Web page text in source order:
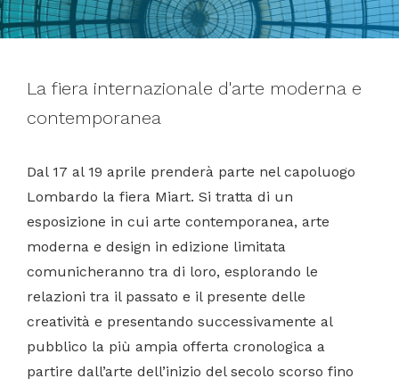
La fiera internazionale d'arte moderna e
contemporanea
Dal 17 al 19 aprile prenderà parte nel capoluogo
Lombardo la fiera Miart. Si tratta di un
esposizione in cui arte contemporanea, arte
moderna e design in edizione limitata
comunicheranno tra di loro, esplorando le
relazioni tra il passato e il presente delle
creatività e presentando successivamente al
pubblico la più ampia offerta cronologica a
partire dall’arte dell’inizio del secolo scorso fino